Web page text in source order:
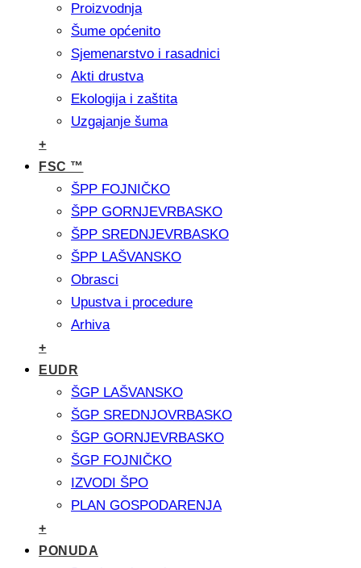
Proizvodnja
Šume općenito
Sjemenarstvo i rasadnici
Akti drustva
Ekologija i zaštita
Uzgajanje šuma
+
FSC ™
ŠPP FOJNIČKO
ŠPP GORNJEVRBASKO
ŠPP SREDNJEVRBASKO
ŠPP LAŠVANSKO
Obrasci
Upustva i procedure
Arhiva
+
EUDR
ŠGP LAŠVANSKO
ŠGP SREDNJOVRBASKO
ŠGP GORNJEVRBASKO
ŠGP FOJNIČKO
IZVODI ŠPO
PLAN GOSPODARENJA
+
PONUDA